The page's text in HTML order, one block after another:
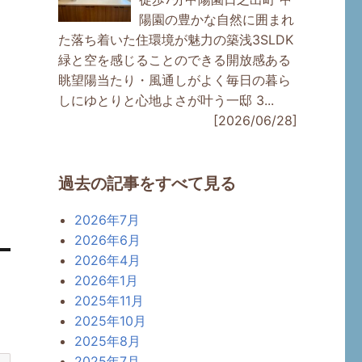
陽園の豊かな自然に囲まれ
た落ち着いた住環境が魅力の築浅3SLDK
緑と空を感じることのできる開放感ある
眺望陽当たり・風通しがよく毎日の暮ら
しにゆとりと心地よさが叶う一邸 3...
[2026/06/28]
過去の記事をすべて見る
2026年7月
2026年6月
2026年4月
2026年1月
2025年11月
2025年10月
2025年8月